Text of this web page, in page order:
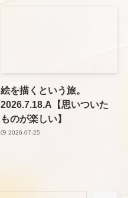
絵を描くという旅。
2026.7.18.A【思いついた
ものが楽しい】
2026-07-25